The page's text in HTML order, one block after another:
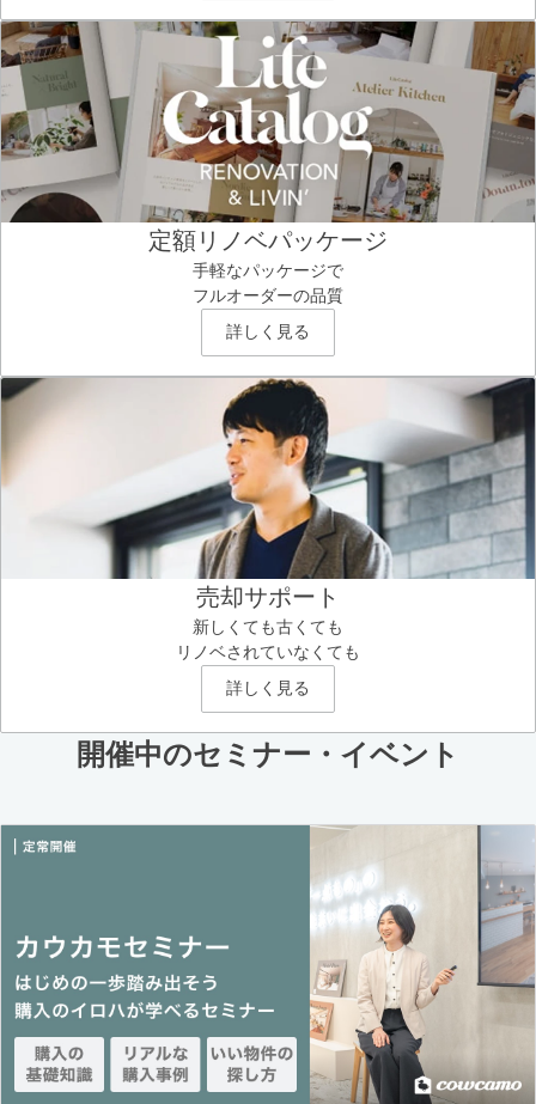
定額リノベパッケージ
手軽なパッケージで
フルオーダーの品質
詳しく見る
売却サポート
新しくても古くても
リノベされていなくても
詳しく見る
開催中のセミナー・イベント